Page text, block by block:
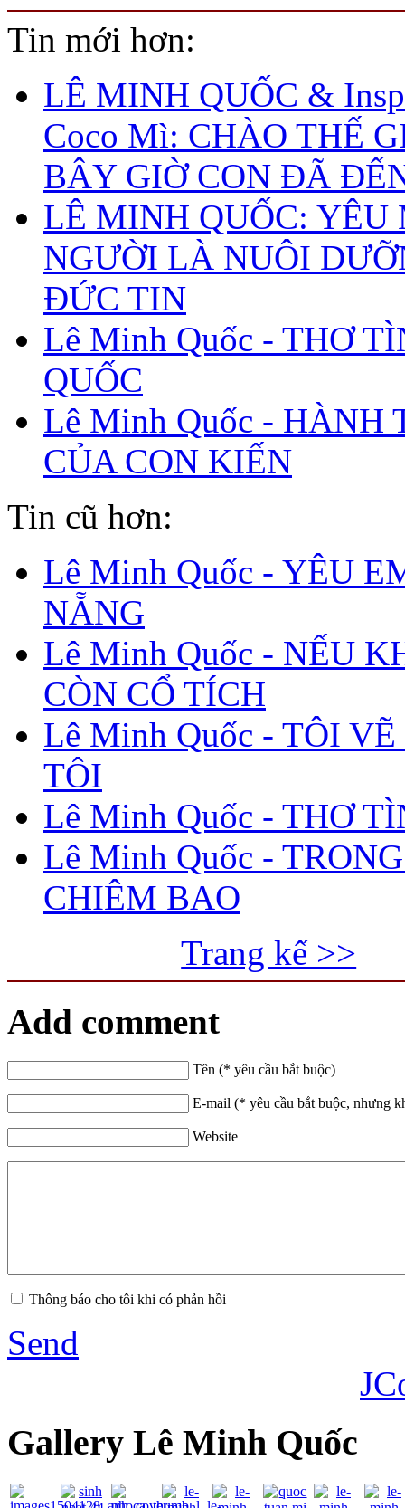
Tin mới hơn:
LÊ MINH QUỐC &
Coco Mì: CHÀO THẾ
BÂY GIỜ CON ĐÃ
LÊ MINH QUỐC: YÊU
NGƯỜI LÀ NUÔI
ĐỨC TIN
Lê Minh Quốc - THƠ
QUỐC
Lê Minh Quốc - HÀNH
CỦA CON KIẾN
Tin cũ hơn:
Lê Minh Quốc - YÊU
NẴNG
Lê Minh Quốc - NẾU
CÒN CỔ TÍCH
Lê Minh Quốc - TÔI
TÔI
Lê Minh Quốc - THƠ
Lê Minh Quốc -
CHIÊM BAO
Trang kế >>
Add comment
Tên (* yêu cầu bắt buộc)
E-mail (* yêu cầu bắt buộc, nhưng
Website
Thông báo cho tôi khi có phản hồi
Send
Gallery Lê Minh Quốc